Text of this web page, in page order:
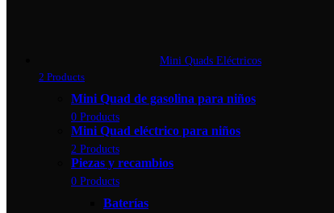
Mini Quads Eléctricos
2 Products
Mini Quad de gasolina para niños
0 Products
Mini Quad eléctrico para niños
2 Products
Piezas y recambios
0 Products
Baterías